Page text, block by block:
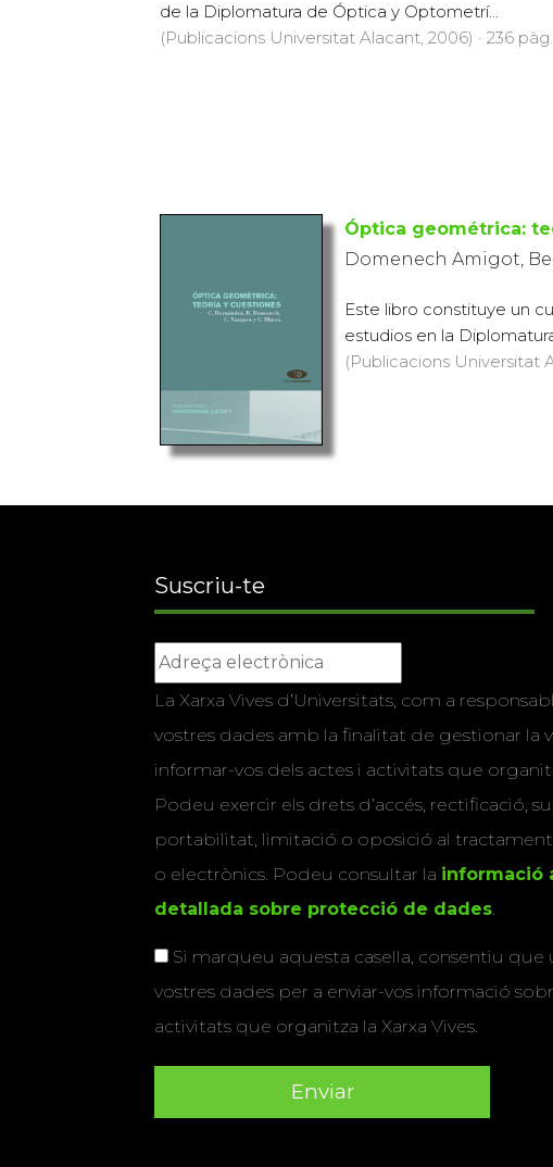
de la Diplomatura de Óptica y Optometrí...
(Publicacions Universitat Alacant, 2006) · 236 pàg.
Óptica geométrica:
Domenech Amigot,
Este libro constituye un
estudios en la
(Publicacions Universitat
Suscriu-te
La Xarxa Vives d’Universitats, com a
vostres dades amb la finalitat de gestionar la
informar-vos dels actes i activitats que
Podeu exercir els drets d’accés, rectificació,
portabilitat, limitació o oposició al
o electrònics. Podeu consultar la informació
detallada sobre protecció de dades.
Si marqueu aquesta casella, consentiu que
vostres dades per a enviar-vos informació
activitats que organitza la Xarxa Vives.